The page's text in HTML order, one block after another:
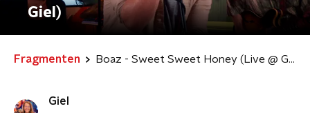
Giel)
Fragmenten Boaz - Sweet Sweet Honey (Live @ Giel)
Giel